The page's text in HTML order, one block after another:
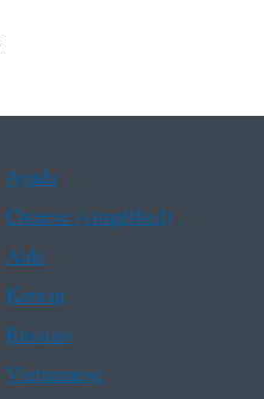
Ayuda
Chinese (simplified)
Aide
Korean
Russian
Vietnamese